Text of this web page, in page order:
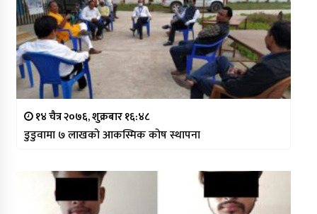
१४ चैत्र २०७६, शुक्रबार १६:४८
डुडुवामा ७ लाखको आकस्मिक कोष स्थापना